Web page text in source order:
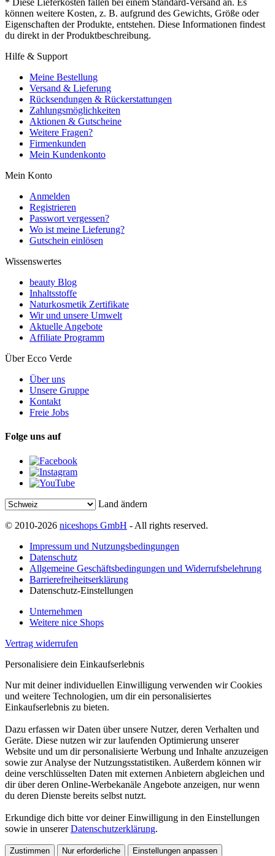
* Diese Lieferkosten fallen bei einem Standard-Versand an. Es
können weitere Kosten, z. B. aufgrund des Gewichts, Größe oder
Eigenschaften der Produkte, entstehen. Diese Informationen findest
du direkt in der Produktbeschreibung.
Hilfe & Support
Meine Bestellung
Versand & Lieferung
Rücksendungen & Rückerstattungen
Zahlungsmöglichkeiten
Aktionen & Gutscheine
Weitere Fragen?
Firmenkunden
Mein Kundenkonto
Mein Konto
Anmelden
Registrieren
Passwort vergessen?
Wo ist meine Lieferung?
Gutschein einlösen
Wissenswertes
beauty Blog
Inhaltsstoffe
Naturkosmetik Zertifikate
Wir und unsere Umwelt
Aktuelle Angebote
Affiliate Programm
Über Ecco Verde
Über uns
Unsere Gruppe
Kontakt
Freie Jobs
Folge uns auf
Land ändern
© 2010-2026 niceshops GmbH - All rights reserved.
Impressum und Nutzungsbedingungen
Datenschutz
Allgemeine Geschäftsbedingungen und Widerrufsbelehrung
Barrierefreiheitserklärung
Datenschutz-Einstellungen
Unternehmen
Weitere nice Shops
Vertrag widerrufen
Personalisiere dein Einkaufserlebnis
Nur mit deiner individuellen Einwilligung verwenden wir Cookies
und weitere Technologien, um dir ein personalisiertes
Einkaufserlebnis zu bieten.
Dazu erfassen wir Daten über unsere Nutzer, deren Verhalten und
Geräte. Diese nutzen wir zur laufenden Optimierung unserer
Website und um dir personalisierte Werbung und Inhalte anzuzeigen
sowie zur Analyse der Nutzungsstatistiken. Außerdem können wir
deine verschlüsselten Daten mit externen Anbietern abgleichen und
dir über deren Online-Werbekanäle Angebote anzeigen, nur wenn
du deren Dienste bereits selbst nutzt.
Erkundige dich bitte vor deiner Einwilligung in den Einstellungen
sowie in unsererDatenschutzerklärung.
Zustimmen Nur erforderliche Einstellungen anpassen